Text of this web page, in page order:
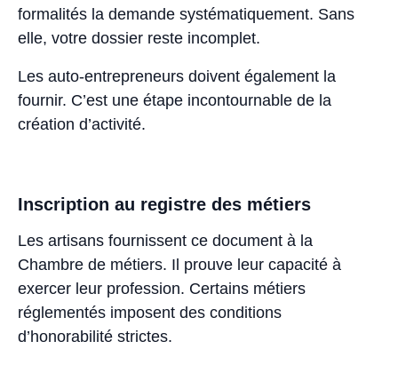
formalités la demande systématiquement. Sans
elle, votre dossier reste incomplet.
Les auto-entrepreneurs doivent également la
fournir. C’est une étape incontournable de la
création d’activité.
Inscription au registre des métiers
Les artisans fournissent ce document à la
Chambre de métiers. Il prouve leur capacité à
exercer leur profession. Certains métiers
réglementés imposent des conditions
d’honorabilité strictes.